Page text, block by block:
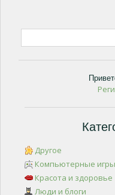
Другое
Компьютерные игры
Красота и здоровье
Люди и блоги